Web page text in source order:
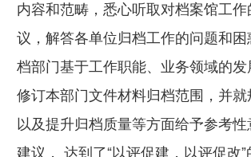
内容和范畴，悉心听取对档案馆工
议，解答各单位归档工作的问题和困
档部门基于工作职能、业务领域的
修订本部门文件材料归档范围，并
以及提升归档质量等方面给予参考
建议， 达到了“以评促建，以评促改”